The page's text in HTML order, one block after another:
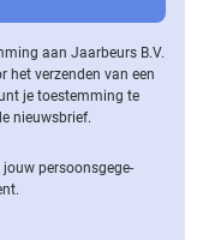
aan Jaarbeurs B.V.
het verzenden van een
je toestemming te
nieuwsbrief.
jouw per­soons­ge­ge­